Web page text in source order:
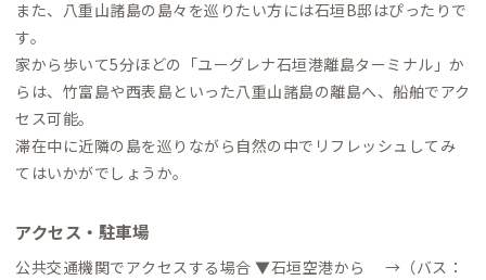
また、八重山諸島の島々を巡りたい方には石垣B邸はぴったりで
す。
家から歩いて5分ほどの「ユーグレナ石垣港離島ターミナル」か
らは、竹富島や西表島といった八重山諸島の離島へ、船舶でアク
セス可能。
滞在中に近隣の島を巡りながら自然の中でリフレッシュしてみ
てはいかがでしょうか。
アクセス・駐車場
公共交通機関でアクセスする場合 ▼石垣空港から →（バス：